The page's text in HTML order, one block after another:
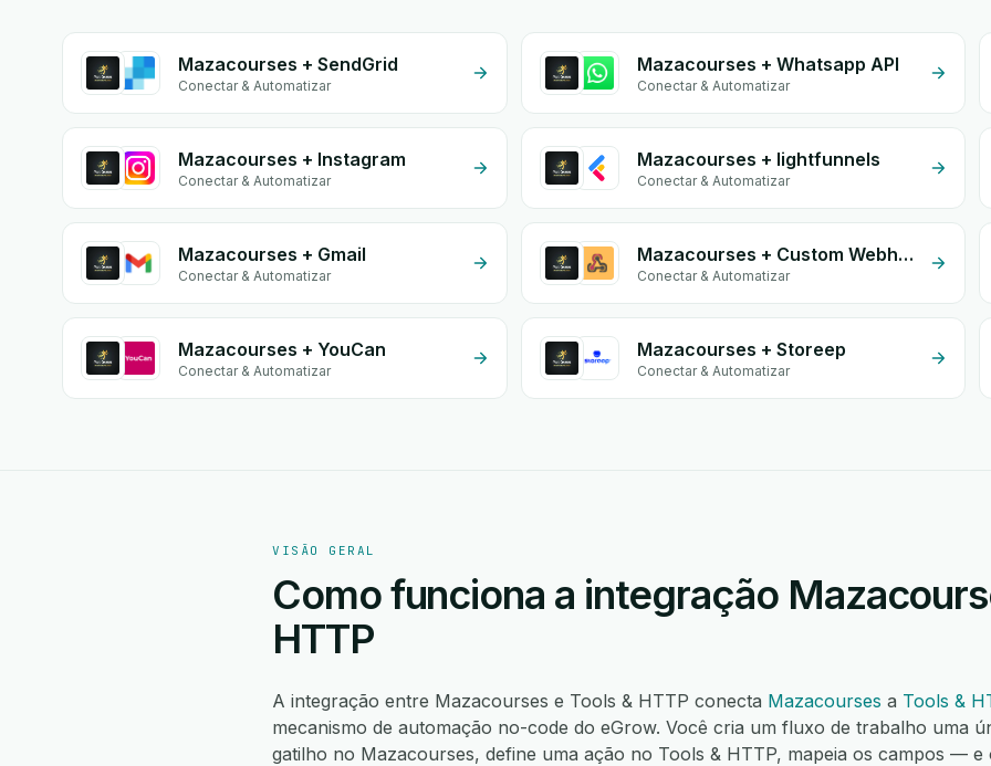
Mazacourses + SendGrid
Conectar & Automatizar
Mazacourses + Whatsapp API
Conectar & Automatizar
Mazacourses + Instagram
Conectar & Automatizar
Mazacourses + lightfunnels
Conectar & Automatizar
Mazacourses + Gmail
Conectar & Automatizar
Mazacourses + Custom Webhook
Conectar & Automatizar
Mazacourses + YouCan
Conectar & Automatizar
Mazacourses + Storeep
Conectar & Automatizar
VISÃO GERAL
Como funciona a integração
HTTP
A integração entre Mazacourses e Tools & HTTP conecta Mazacourses a Tools &
mecanismo de automação no-code do eGrow. Você cria um fluxo de trabalho uma
gatilho no Mazacourses, define uma ação no Tools & HTTP, mapeia os campos — e